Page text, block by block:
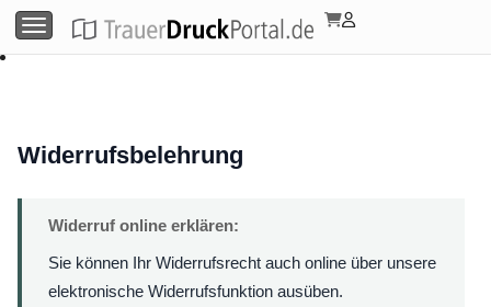
Menü umschalten
Widerrufsbelehrung
Widerruf online erklären:
Sie können Ihr Widerrufsrecht auch online über unsere
elektronische Widerrufsfunktion ausüben.